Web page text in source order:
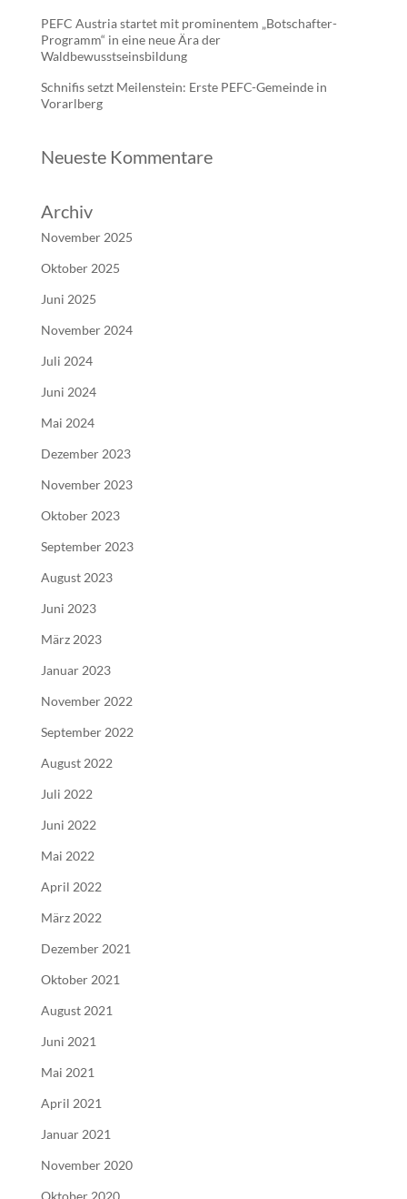
PEFC Austria startet mit prominentem „Botschafter-
Programm“ in eine neue Ära der
Waldbewusstseinsbildung
Schnifis setzt Meilenstein: Erste PEFC-Gemeinde in
Vorarlberg
Neueste Kommentare
Archiv
November 2025
Oktober 2025
Juni 2025
November 2024
Juli 2024
Juni 2024
Mai 2024
Dezember 2023
November 2023
Oktober 2023
September 2023
August 2023
Juni 2023
März 2023
Januar 2023
November 2022
September 2022
August 2022
Juli 2022
Juni 2022
Mai 2022
April 2022
März 2022
Dezember 2021
Oktober 2021
August 2021
Juni 2021
Mai 2021
April 2021
Januar 2021
November 2020
Oktober 2020